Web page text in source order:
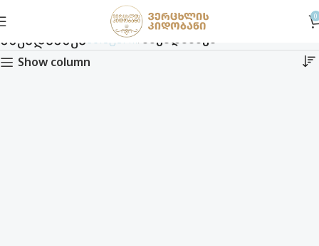
0
სხვადასხვამთავარი სხვადასხვა
Show column